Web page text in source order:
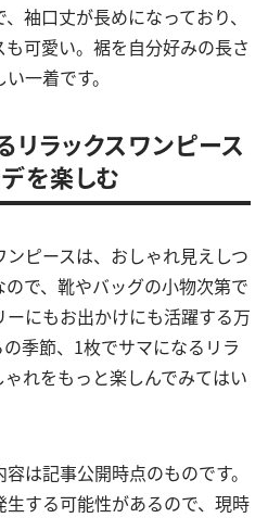
袖口丈が長めになっており、
可愛い。裾を自分好みの長さ
一着です。
ラックスワンピース
を楽しむ
ピースは、おしゃれ見えしつ
で、靴やバッグの小物次第で
にもお出かけにも活躍する万
季節、1枚でサマになるリラ
れをもっと楽しんでみてはい
は記事公開時点のものです。
する可能性があるので、現時